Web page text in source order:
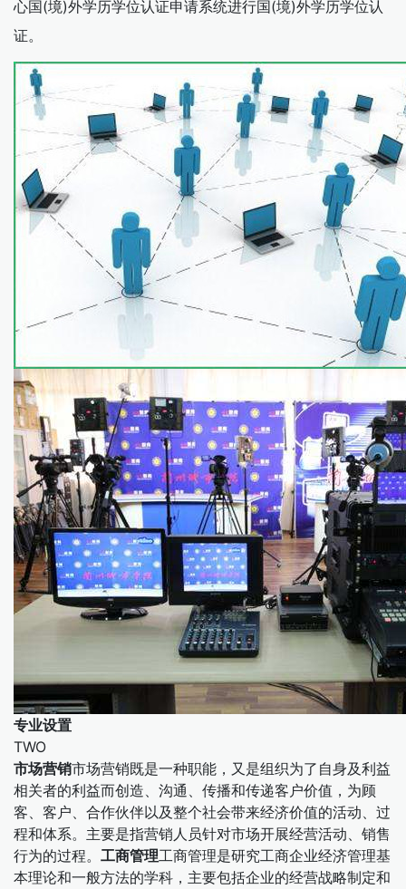
心国(境)外学历学位认证申请系统进行国(境)外学历学位认
证。
专业设置
TWO
市场营销市场营销既是一种职能，又是组织为了自身及利益
相关者的利益而创造、沟通、传播和传递客户价值，为顾
客、客户、合作伙伴以及整个社会带来经济价值的活动、过
程和体系。主要是指营销人员针对市场开展经营活动、销售
行为的过程。 工商管理工商管理是研究工商企业经济管理基
本理论和一般方法的学科，主要包括企业的经营战略制定和